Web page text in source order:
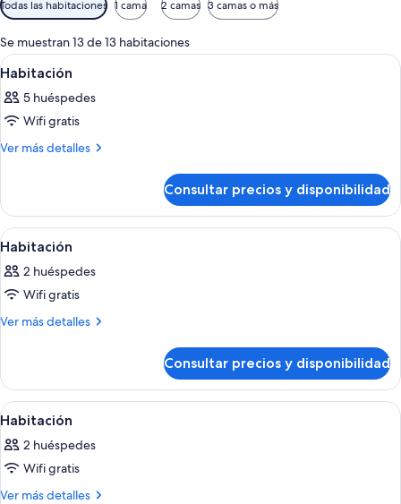
disponibles
para
las
habitaciones
Todas las habitaciones 1 cama 2 camas 3 camas o más
Se muestran 13 de 13 habitaciones
Abrir
todas
las
fotos
de
Un balcón con piscina, cama y vista al
6
Habitación
5 huéspedes
Wifi gratis
Ver más detalles
Más
Consultar precios y disponibilidad
Abrir
todas
las
fotos
de
Habitación de hotel con cama,
4
Habitación
2 huéspedes
Wifi gratis
Ver más detalles
Más
Consultar precios y disponibilidad
Abrir
todas
las
fotos
de
Habitación de hotel con una cama
1
Habitación
2 huéspedes
Wifi gratis
Ver más detalles
Más